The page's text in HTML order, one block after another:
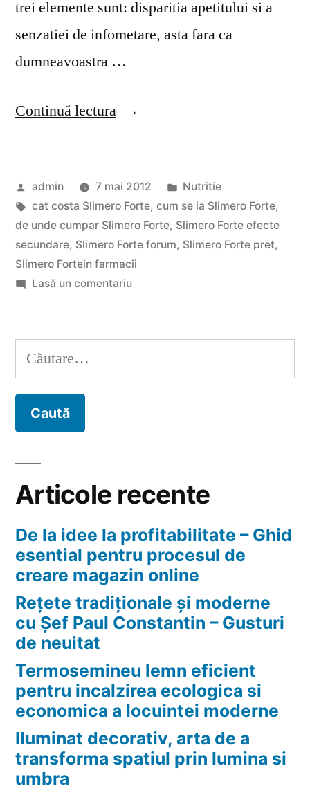
trei elemente sunt: disparitia apetitului si a
senzatiei de infometare, asta fara ca
dumneavoastra …
Continuă lectura„Slimero
Cat
costa
cura
de
Forte?”
Publicat
de
admin 7 mai 2012
Publicat
în
Nutritie
Etichete:
cat costa Slimero Forte, cum se ia Slimero Forte,
de unde cumpar Slimero Forte, Slimero Forte efecte
secundare, Slimero Forte forum, Slimero Forte pret,
Slimero Fortein farmacii
Lasă un comentariula
Pret.
costa
Forte?
Caută
după:
Articole recente
De la idee la profitabilitate – Ghid
esential pentru procesul de
creare magazin online
Rețete tradiționale și moderne
cu Șef Paul Constantin – Gusturi
de neuitat
Termosemineu lemn eficient
pentru incalzirea ecologica si
economica a locuintei moderne
Iluminat decorativ, arta de a
transforma spatiul prin lumina si
umbra